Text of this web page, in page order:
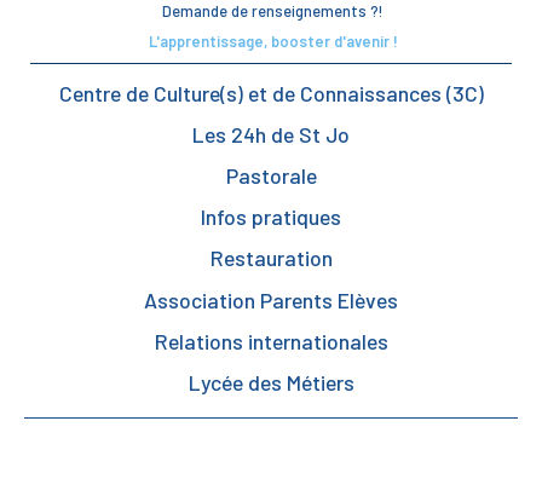
Demande de renseignements ?!
L'apprentissage, booster d'avenir !
Centre de Culture(s) et de Connaissances (3C)
Les 24h de St Jo
Pastorale
Infos pratiques
Restauration
Association Parents Elèves
Relations internationales
Lycée des Métiers